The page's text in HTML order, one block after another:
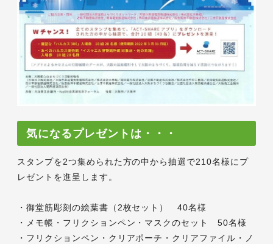
気になるプレゼントは・・・
スタンプを2つ集められた方の中から抽選で210名様にプ
レゼントを進呈します。
・御堂筋彫刻の絵葉書（2枚セット） 40名様
・メモ帳・フリクションペン・マスクのセット 50名様
・フリクションペン・クリアポーチ・クリアファイル・ノ